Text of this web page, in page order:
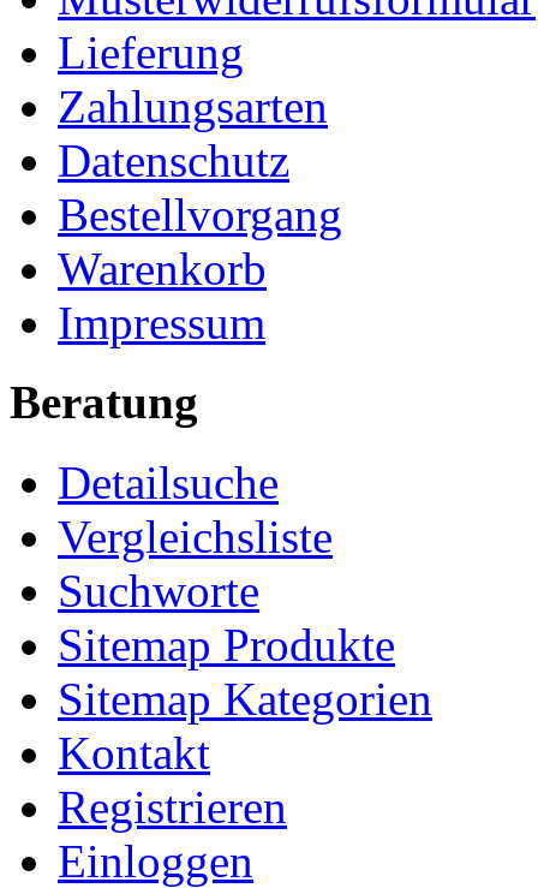
Lieferung
Zahlungsarten
Datenschutz
Bestellvorgang
Warenkorb
Impressum
Beratung
Detailsuche
Vergleichsliste
Suchworte
Sitemap Produkte
Sitemap Kategorien
Kontakt
Registrieren
Einloggen